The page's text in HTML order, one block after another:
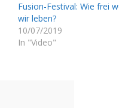
Fusion-Festival: Wie frei
wir leben?
10/07/2019
In "Video"